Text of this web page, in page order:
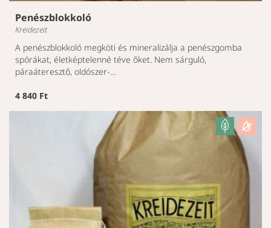
Penészblokkoló
Kreidezeit
A penészblokkoló megköti és mineralizálja a penészgomba
spórákat, életképtelenné téve őket. Nem sárguló,
páraáteresztő, oldószer-…
4 840 Ft